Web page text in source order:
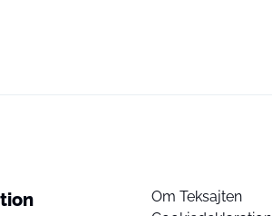
Om Teksajten